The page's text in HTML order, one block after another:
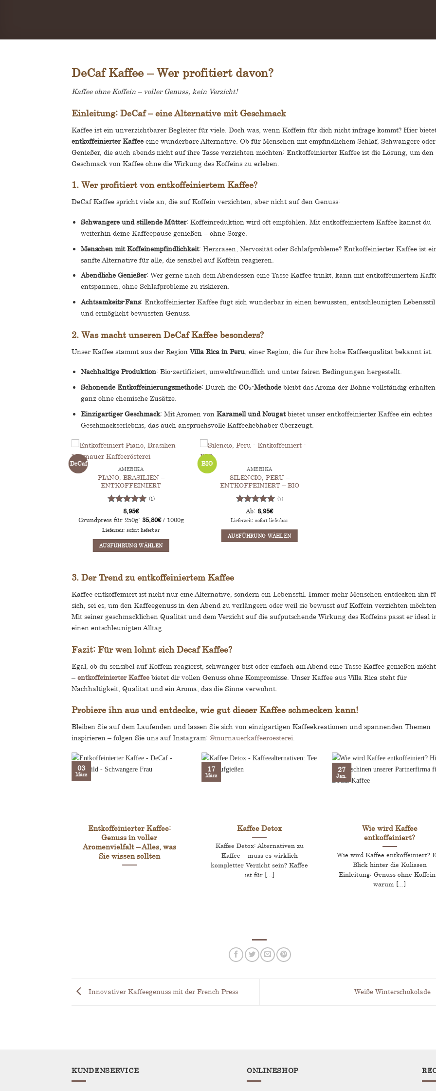
DeCaf Kaffee – Wer profitiert davon?
Kaffee ohne Koffein – voller Genuss, kein Verzicht!
Einleitung: DeCaf – eine Alternative mit Geschmack
Kaffee ist ein unverzichtbarer Begleiter für viele. Doch was, wenn Koffein für dich nicht infrage kommt? Hier
entkoffeinierter Kaffee eine wunderbare Alternative. Ob für Menschen mit empfindlichem Schlaf, Schwangere oder
Genießer, die auch abends nicht auf ihre Tasse verzichten möchten: Entkoffeinierter Kaffee ist die Lösung, um den
Geschmack von Kaffee ohne die Wirkung des Koffeins zu erleben.
1. Wer profitiert von entkoffeiniertem Kaffee?
DeCaf Kaffee spricht viele an, die auf Koffein verzichten, aber nicht auf den Genuss:
Schwangere und stillende Mütter: Koffeinreduktion wird oft empfohlen. Mit entkoffeiniertem Kaffee kannst du
weiterhin deine Kaffeepause genießen – ohne Sorge.
Menschen mit Koffeinempfindlichkeit: Herzrasen, Nervosität oder Schlafprobleme? Entkoffeinierter Kaffee ist
sanfte Alternative für alle, die sensibel auf Koffein reagieren.
Abendliche Genießer: Wer gerne nach dem Abendessen eine Tasse Kaffee trinkt, kann mit entkoffeiniertem
entspannen, ohne Schlafprobleme zu riskieren.
Achtsamkeits-Fans: Entkoffeinierter Kaffee fügt sich wunderbar in einen bewussten, entschleunigten
und ermöglicht bewussten Genuss.
2. Was macht unseren DeCaf Kaffee besonders?
Unser Kaffee stammt aus der Region Villa Rica in Peru , einer Region, die für ihre hohe Kaffeequalität bekannt ist.
Nachhaltige Produktion: Bio-zertifiziert, umweltfreundlich und unter fairen Bedingungen hergestellt.
Schonende Entkoffeinierungsmethode: Durch die CO₂-Methodebleibt das Aroma der Bohne vollständig
ganz ohne chemische Zusätze.
Einzigartiger Geschmack: Mit Aromen von Karamell und Nougatbietet unser entkoffeinierter Kaffee ein echtes
Geschmackserlebnis, das auch anspruchsvolle Kaffeeliebhaber überzeugt.
DeCaf
AMERIKA
PIANO, BRASILIEN –
ENTKOFFEINIERT
Bewertet
mit5 von
(1)
8,95€
Grundpreis für 250g: 35,80€/ 1000g
Lieferzeit: sofort lieferbar
AUSFÜHRUNG WÄHLEN
weist
Varianten
auf.
Die
Optionen
auf
der
Produktseite
gewählt
BIO
AMERIKA
SILENCIO, PERU –
ENTKOFFEINIERT – BIO
Bewertet
mit5 von
(7)
Ab:8,95€
Lieferzeit: sofort lieferbar
AUSFÜHRUNG WÄHLEN
auf.
Die
Optionen
gewählt
werden
3. Der Trend zu entkoffeiniertem Kaffee
Kaffee entkoffeiniert ist nicht nur eine Alternative, sondern ein Lebensstil. Immer mehr Menschen entdecken ihn
sich, sei es, um den Kaffeegenuss in den Abend zu verlängern oder weil sie bewusst auf Koffein verzichten möchten.
Mit seiner geschmacklichen Qualität und dem Verzicht auf die aufputschende Wirkung des Koffeins passt er ideal
einen entschleunigten Alltag.
Fazit: Für wen lohnt sich Decaf Kaffee?
Egal, ob du sensibel auf Koffein reagierst, schwanger bist oder einfach am Abend eine Tasse Kaffee genießen
– entkoffeinierter Kaffee bietet dir vollen Genuss ohne Kompromisse. Unser Kaffee aus Villa Rica steht für
Nachhaltigkeit, Qualität und ein Aroma, das die Sinne verwöhnt.
Probiere ihn aus und entdecke, wie gut dieser Kaffee schmecken kann!
Bleiben Sie auf dem Laufenden und lassen Sie sich von einzigartigen Kaffeekreationen und spannenden Themen
inspirieren – folgen Sie uns auf Instagram: @murnauerkaffeeroesterei
Entkoffeinierter Kaffee:
Genuss in voller
Aromenvielfalt – Alles, was
Sie wissen sollten
03
März
Kaffee Detox
Kaffee Detox: Alternativen zu
Kaffee – muss es wirklich
kompletter Verzicht sein? Kaffee
ist für [...]
17
März
Wie wird Kaffee
entkoffeiniert?
Wie wird Kaffee entkoffeiniert?
Blick hinter die Kulissen
Einleitung: Genuss ohne
warum [...]
27
Jan.
Innovativer Kaffeegenuss mit der French Press Weiße Winterschokolade
KUNDENSERVICE ONLINESHOP